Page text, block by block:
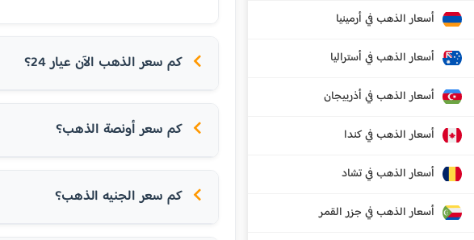
أسعار الذهب في أرمينيا
أسعار الذهب في أستراليا
أسعار الذهب في أذربيجان
أسعار الذهب في كندا
أسعار الذهب في تشاد
أسعار الذهب في جزر القمر
كم سعر الذهب الآن عيار 24؟
كم سعر أونصة الذهب؟
كم سعر الجنيه الذهب؟